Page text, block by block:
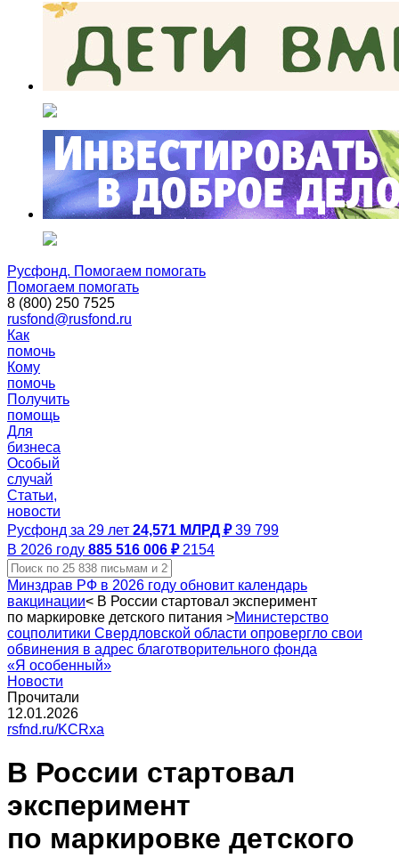
Русфонд. Помогаем помогать
Помогаем помогать
8 (800) 250 7525
rusfond@rusfond.ru
Как
помочь
Кому
помочь
Получить
помощь
Для
бизнеса
Особый
случай
Статьи,
новости
Русфонд за 29 лет 24,571 МЛРД ₽ 39 799
В 2026 году 885 516 006 ₽ 2154
Минздрав РФ в 2026 году обновит календарь
вакцинации< В России стартовал эксперимент
по маркировке детского питания >Министерство
соцполитики Свердловской области опровергло свои
обвинения в адрес благотворительного фонда
«Я особенный»
Новости
Прочитали
12.01.2026
rsfnd.ru/KCRxa
В России стартовал
эксперимент
по маркировке детского